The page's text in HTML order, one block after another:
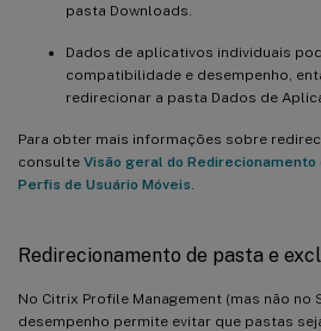
pasta Downloads.
Dados de aplicativos individuais
compatibilidade e desempenho,
redirecionar a pasta Dados de
Para obter mais informações sobre
consulte Visão geral do
Perfis de Usuário Móveis
Redirecionamento de pasta e
No Citrix Profile Management (mas não no
desempenho permite evitar que pastas